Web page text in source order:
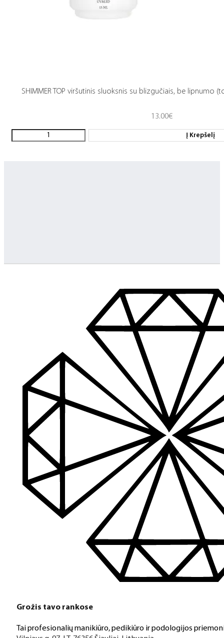
SHIMMER TOP viršutinis sluoksnis su blizgučiais, be lipnumo
13.00€
Į Krepšelį
Grožis tavo rankose
Tai profesionalių manikiūro, pedikiūro ir podologijos